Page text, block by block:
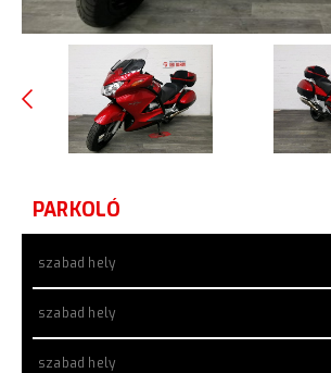
PARKOLÓ
szabad hely
szabad hely
szabad hely